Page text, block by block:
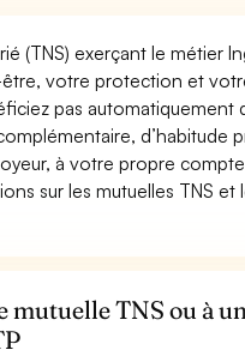
(TNS) exerçant le métier
votre protection et
pas
à votre propre
sur les mutuelles TNS
mutuelle TNS ou à